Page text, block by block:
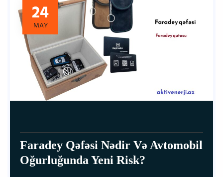
24
MAY
Faradey Qəfəsi Nədir Və Avtomobil
Oğurluğunda Yeni Risk?